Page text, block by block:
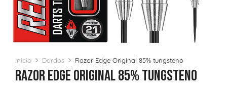
Inicio Dardos Razor Edge Original 85% tungsteno
Razor Edge Original 85% Tungsteno